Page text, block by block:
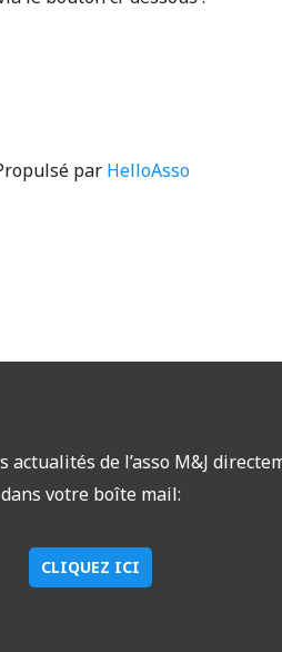
par HelloAsso
actualités de l’asso M&J
dans votre boîte mail:
CLIQUEZ ICI